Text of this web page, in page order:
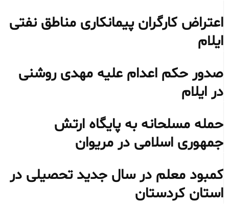
اعتراض کارگران پیمانکاری مناطق نفتی
ایلام
صدور حکم اعدام علیه مهدی روشنی
در ایلام
حمله مسلحانه به پایگاه ارتش
جمهوری اسلامی در مریوان
کمبود معلم در سال جدید تحصیلی در
استان کردستان